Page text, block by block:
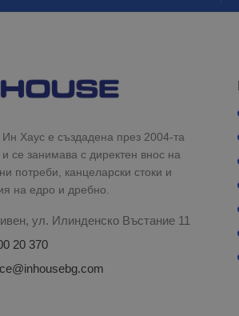
Хаус е създадена през 2004-та
и се занимава с директен внос на
потреби, канцеларски стоки и
на едро и дребно.
ул. Илинденско Въстание 11
20 370